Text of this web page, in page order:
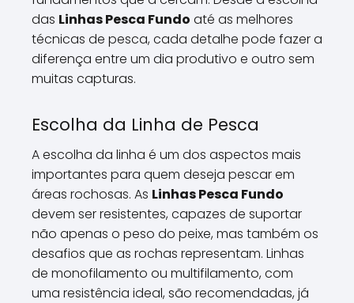
das Linhas Pesca Fundo até as melhores
técnicas de pesca, cada detalhe pode fazer a
diferença entre um dia produtivo e outro sem
muitas capturas.
Escolha da Linha de Pesca
A escolha da linha é um dos aspectos mais
importantes para quem deseja pescar em
áreas rochosas. As Linhas Pesca Fundo
devem ser resistentes, capazes de suportar
não apenas o peso do peixe, mas também os
desafios que as rochas representam. Linhas
de monofilamento ou multifilamento, com
uma resistência ideal, são recomendadas, já